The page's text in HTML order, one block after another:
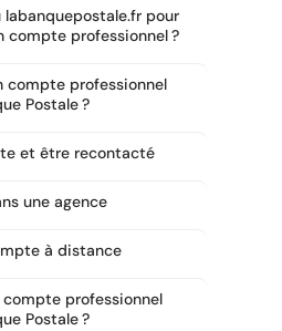
pour
compte professionnel ?
compte professionnel
Postale ?
et être recontacté
une agence
à distance
professionnel
Postale ?